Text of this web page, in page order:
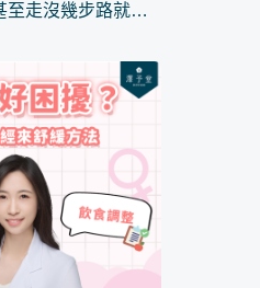
至走沒幾步路就
是 身體濕氣
氣候，加上飲食與
困身」早就成...